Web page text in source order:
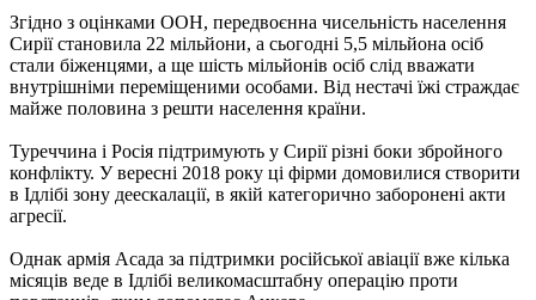
Згідно з оцінками ООН, передвоєнна чисельність населення
Сирії становила 22 мільйони, а сьогодні 5,5 мільйона осіб
стали біженцями, а ще шість мільйонів осіб слід вважати
внутрішніми переміщеними особами. Від нестачі їжі страждає
майже половина з решти населення країни.
Туреччина і Росія підтримують у Сирії різні боки збройного
конфлікту. У вересні 2018 року ці фірми домовилися створити
в Ідлібі зону деескалації, в якій категорично заборонені акти
агресії.
Однак армія Асада за підтримки російської авіації вже кілька
місяців веде в Ідлібі великомасштабну операцію проти